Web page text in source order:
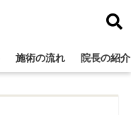
施術の流れ 院長の紹介